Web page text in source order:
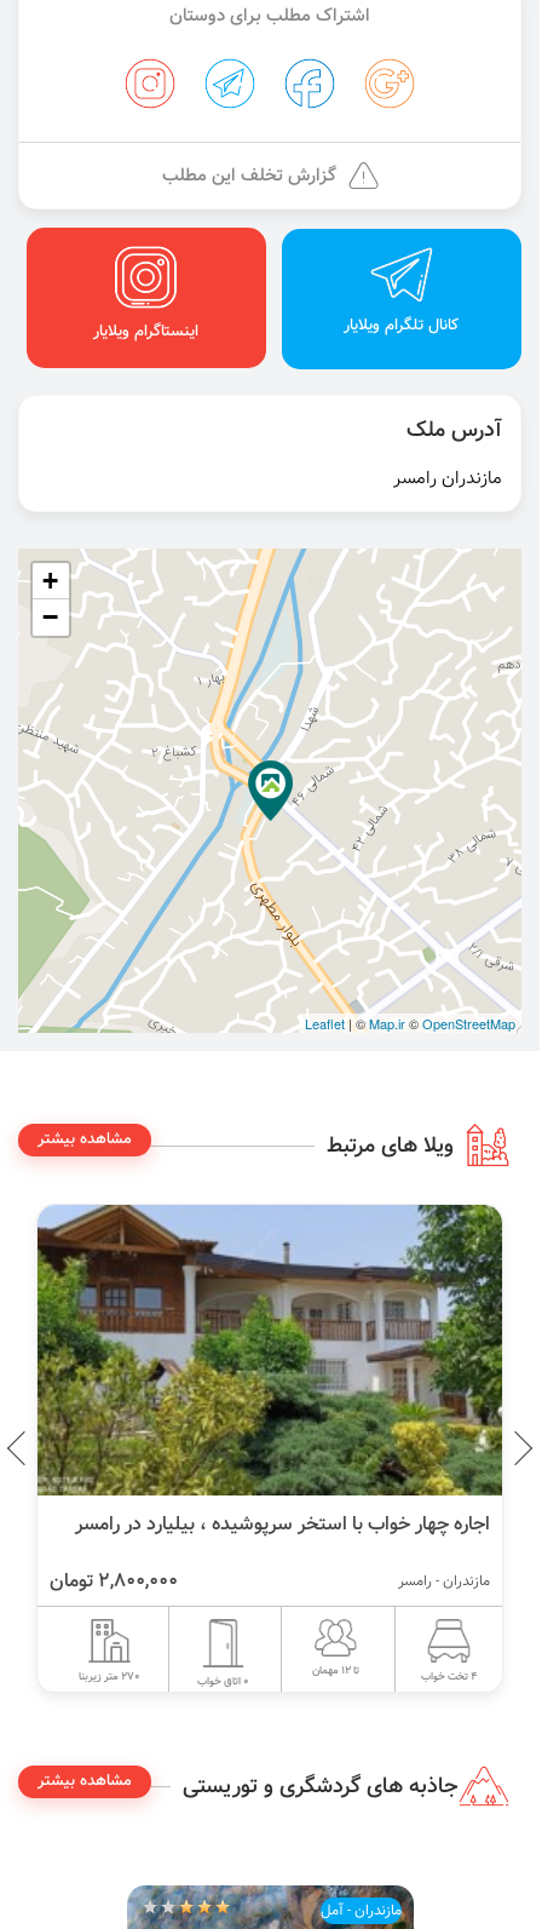
اشتراک مطلب برای دوستان
گزارش تخلف این مطلب
کانال تلگرام ویلایار اینستاگرام ویلایار
آدرس ملک
مازندران رامسر
+
−
Leaflet| ©Map.ir©OpenStreetMap
ویلا های مرتبط مشاهده بیشتر
اجاره چهار خواب با استخر سرپوشیده ، بیلیارد در رامسر
2,800,000 تومان مازندران - رامسر
4 تخت خواب تا 12 مهمان
0 اتاق خواب 270 متر زیربنا
جاذبه های گردشگری و توریستی مشاهده بیشتر
مازندران - آمل